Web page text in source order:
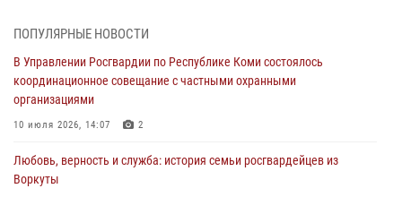
Росгвардии по Республике Коми лично проверил ДОЛ «Орленок»
31 июля 2026, 06:57 8
В Усинске росгвардейцы оперативно отработали план «Квартал»
30 июля 2026, 13:53
В Санкт-Петербурге прошел окружной этап ежегодного
Всероссийского конкурса профессионального мастерства среди
ПОПУЛЯРНЫЕ НОВОСТИ
В Управлении Росгвардии по Республике Коми состоялось
координационное совещание с частными охранными
организациями
10 июля 2026, 14:07 2
Любовь, верность и служба: история семьи росгвардейцев из
Воркуты